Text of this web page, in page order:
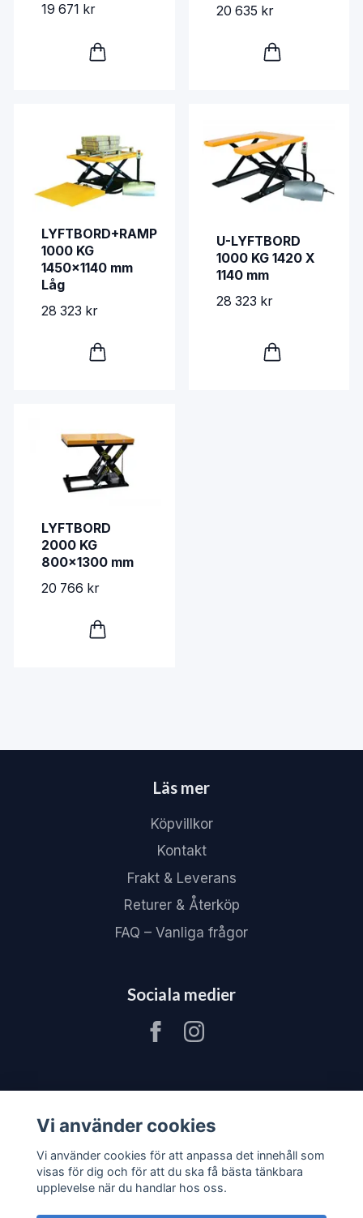
19 671 kr
20 635 kr
LYFTBORD+RAMP
1000 KG
1450x1140 mm
Låg
28 323 kr
U-LYFTBORD
1000 KG 1420 X
1140 mm
28 323 kr
LYFTBORD
2000 KG
800x1300 mm
20 766 kr
Läs mer
Köpvillkor
Kontakt
Frakt & Leverans
Returer & Återköp
FAQ – Vanliga frågor
Sociala medier
Vi använder cookies
Vi använder cookies för att anpassa det innehåll som
visas för dig och för att du ska få bästa tänkbara
upplevelse när du handlar hos oss.